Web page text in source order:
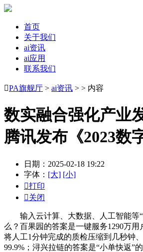
首页
关于我们
ai资讯
ai应用
联系我们
PA旗舰厅 > ai资讯 > > 内容
数实融合强化产业
腾讯发布《2023数
日期：2025-02-18 19:22
字体： [大] [小]
打印
关闭
输入云计算、大数据、人工智能等“
么？百果园的答案是一键服务1290万
将人工1分钟完成的质检压缩到几秒钟
99.9%；浔兴拉链的答案是“小单快返